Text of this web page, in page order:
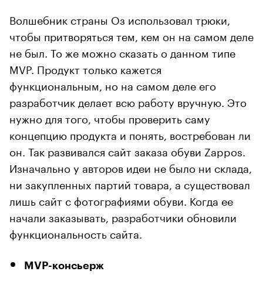
Волшебник страны Оз использовал трюки,
чтобы притворяться тем, кем он на самом деле
не был. То же можно сказать о данном типе
MVP. Продукт только кажется
функциональным, но на самом деле его
разработчик делает всю работу вручную. Это
нужно для того, чтобы проверить саму
концепцию продукта и понять, востребован ли
он. Так развивался сайт заказа обуви Zappos.
Изначально у авторов идеи не было ни склада,
ни закупленных партий товара, а существовал
лишь сайт с фотографиями обуви. Когда ее
начали заказывать, разработчики обновили
функциональность сайта.
MVP-консьерж